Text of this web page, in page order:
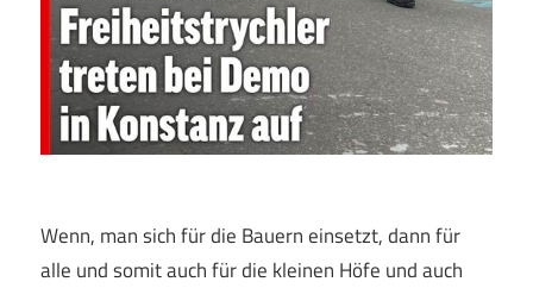
Wenn, man sich für die Bauern einsetzt, dann für
alle und somit auch für die kleinen Höfe und auch